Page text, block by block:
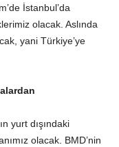
İstanbul’da
olacak. Aslında
yani Türkiye’ye
yurt dışındaki
olacak. BMD’nin